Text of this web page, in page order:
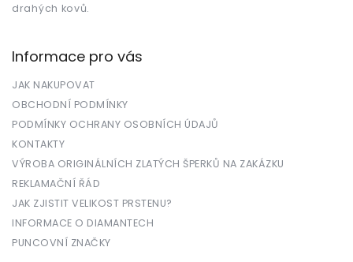
drahých kovů.
Informace pro vás
JAK NAKUPOVAT
OBCHODNÍ PODMÍNKY
PODMÍNKY OCHRANY OSOBNÍCH ÚDAJŮ
KONTAKTY
VÝROBA ORIGINÁLNÍCH ZLATÝCH ŠPERKŮ NA ZAKÁZKU
REKLAMAČNÍ ŘÁD
JAK ZJISTIT VELIKOST PRSTENU?
INFORMACE O DIAMANTECH
PUNCOVNÍ ZNAČKY